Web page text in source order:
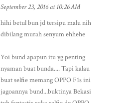
September 23, 2016 at 10:26 AM
hihi betul bun jd tersipu malu nih
dibilang murah senyum ehhehe
Yoi bund apapun itu yg penting
nyaman buat bunda.... Tapi kalau
buat selfie memang OPPO F1s ini
jagoannya bund...buktinya Bekasi